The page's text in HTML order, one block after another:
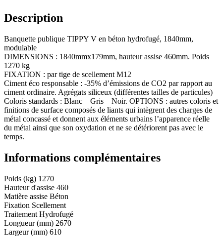
modulable
Description
Banquette publique TIPPY V en béton hydrofugé, 1840mm,
modulable
DIMENSIONS : 1840mmx179mm, hauteur assise 460mm. Poids
1270 kg
FIXATION : par tige de scellement M12
Ciment éco responsable : -35% d’émissions de CO2 par rapport au
ciment ordinaire. Agrégats siliceux (différentes tailles de particules)
Coloris standards : Blanc – Gris – Noir. OPTIONS : autres coloris et
finitions de surface composés de liants qui intègrent des charges de
métal concassé et donnent aux éléments urbains l’apparence réelle
du métal ainsi que son oxydation et ne se détériorent pas avec le
temps.
Informations complémentaires
Poids (kg) 1270
Hauteur d'assise 460
Matière assise Béton
Fixation Scellement
Traitement Hydrofugé
Longueur (mm) 2670
Largeur (mm) 610